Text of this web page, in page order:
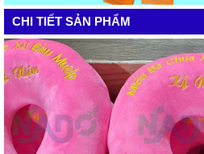
CHI TIẾT SẢN PHẨM